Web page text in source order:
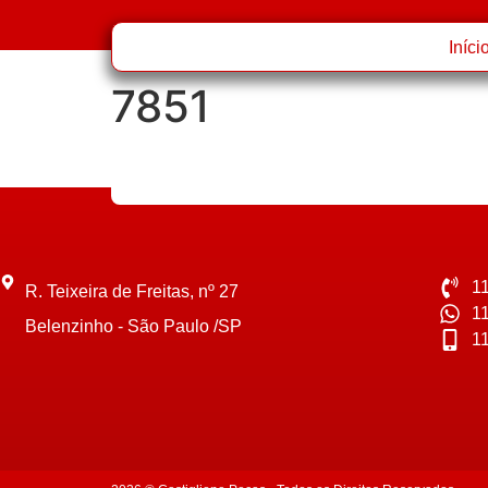
7851
R. Teixeira de Freitas, nº 27
Belenzinho - São Paulo /SP